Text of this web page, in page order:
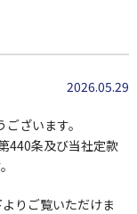
2026.05.29
ざいます。
440条及び当社定款
りご覧いただけま